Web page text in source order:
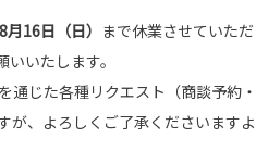
16日（日） まで休業させていた
いたします。
通じた各種リクエスト（商談予約
、よろしくご了承くださいますよ